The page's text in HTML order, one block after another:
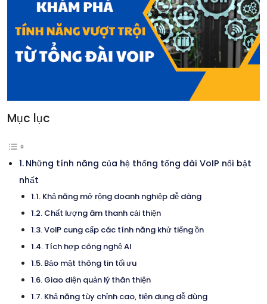
Mục lục
Những tính năng của hệ thống tổng đài VoIP nổi bật
nhất
Khả năng mở rộng doanh nghiệp dễ dàng
Chất lượng âm thanh cải thiện
VoIP cung cấp các tính năng khử tiếng ồn
Tích hợp công nghệ AI
Bảo mật thông tin tối ưu
Giao diện quản lý thân thiện
Khả năng tùy chỉnh cao, tiện dụng dễ dùng